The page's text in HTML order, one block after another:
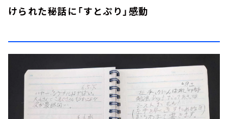
けられた秘話に「すとぷり」感動